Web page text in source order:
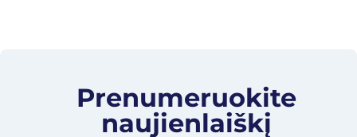
Prenumeruokite
naujienlaiškį​